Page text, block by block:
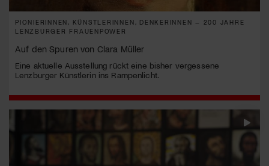
PIONIERINNEN, KÜNSTLERINNEN, DENKERINNEN – 200 JAHRE
LENZBURGER FRAUENPOWER
Auf den Spuren von Clara Müller
Eine aktuelle Ausstellung rückt eine bisher vergessene
Lenzburger Künstlerin ins Rampenlicht.